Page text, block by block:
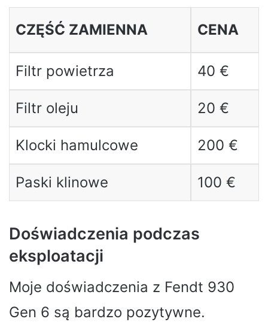
CZĘŚĆ ZAMIENNA CENA
Filtr powietrza 40 €
Filtr oleju 20 €
Klocki hamulcowe 200 €
Paski klinowe 100 €
Doświadczenia podczas
eksploatacji
Moje doświadczenia z Fendt 930
Gen 6 są bardzo pozytywne.